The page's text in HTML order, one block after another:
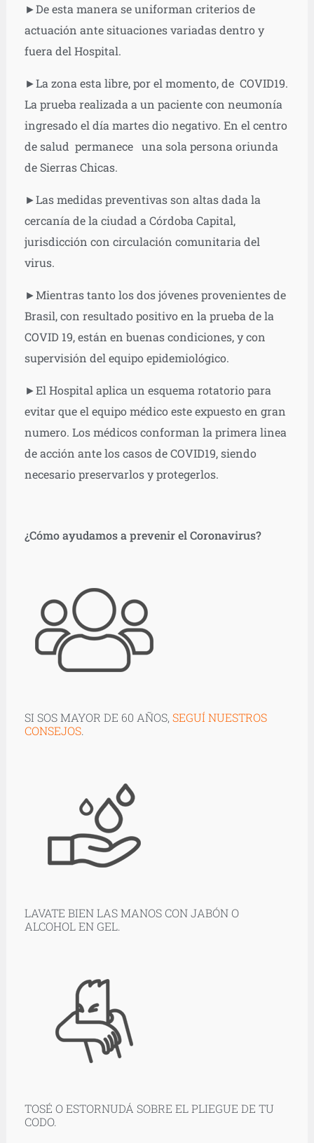
►De esta manera se uniforman criterios de
actuación ante situaciones variadas dentro y
fuera del Hospital.
►La zona esta libre, por el momento, de COVID19.
La prueba realizada a un paciente con neumonía
ingresado el día martes dio negativo. En el centro
de salud permanece una sola persona oriunda
de Sierras Chicas.
►Las medidas preventivas son altas dada la
cercanía de la ciudad a Córdoba Capital,
jurisdicción con circulación comunitaria del
virus.
►Mientras tanto los dos jóvenes provenientes de
Brasil, con resultado positivo en la prueba de la
COVID 19, están en buenas condiciones, y con
supervisión del equipo epidemiológico.
►El Hospital aplica un esquema rotatorio para
evitar que el equipo médico este expuesto en gran
numero. Los médicos conforman la primera linea
de acción ante los casos de COVID19, siendo
necesario preservarlos y protegerlos.
¿Cómo ayudamos a prevenir el Coronavirus?
SI SOS MAYOR DE 60 AÑOS, SEGUÍ NUESTROS
CONSEJOS.
LAVATE BIEN LAS MANOS CON JABÓN O
ALCOHOL EN GEL.
TOSÉ O ESTORNUDÁ SOBRE EL PLIEGUE DE TU
CODO.